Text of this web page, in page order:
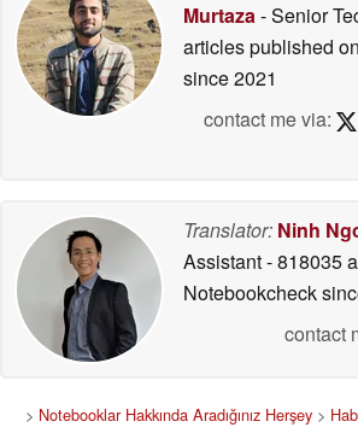
Murtaza- Senior
articles published
since 2021
contact me via:
Translator: Ninh
Assistant- 818035
Notebookcheck
contact
> Notebooklar Hakkında Aradığınız Herşey >